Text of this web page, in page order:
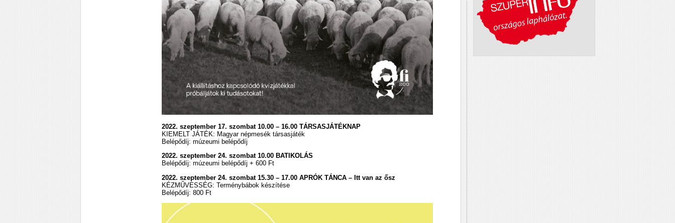
2022. szeptember 17. szombat 10.00 – 16.00 TÁRSASJÁTÉKNAP
KIEMELT JÁTÉK: Magyar népmesék társasjáték
Belépődíj: múzeumi belépődíj
2022. szeptember 24. szombat 10.00 BATIKOLÁS
Belépődíj: múzeumi belépődíj + 600 Ft
2022. szeptember 24. szombat 15.30 – 17.00 APRÓK TÁNCA – Itt van az ősz
KÉZMŰVESSÉG: Terménybábok készítése
Belépődíj: 800 Ft